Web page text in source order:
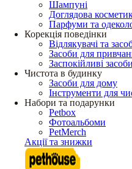
Шампуні
Доглядова
Парфуми та
Корекція поведінки
Відлякувачі та
Засоби для
Заспокійливі засоби
Чистота в будинку
Засоби для дому
Інструменти для
Набори та подарунки
Petbox
Фотоальбоми
PetMerch
Акції та знижки